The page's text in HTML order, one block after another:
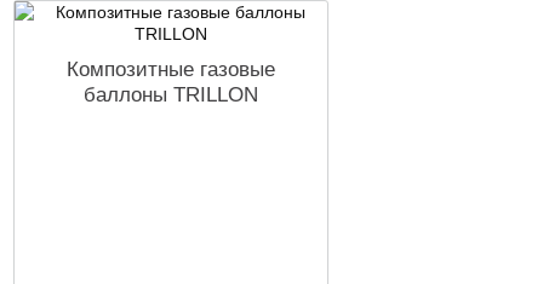
Композитные газовые
баллоны TRILLON